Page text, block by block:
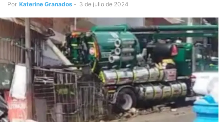
Por Katerine Granados - 3 de julio de 2024